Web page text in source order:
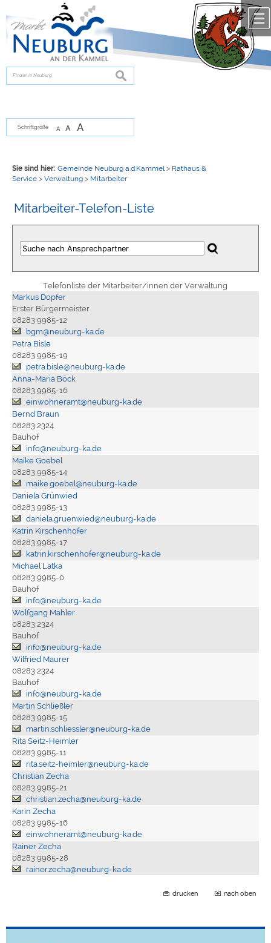
zur Navigationoder
springen.
suchen
Schriftgröße A A A
Sie sind hier: Gemeinde Neuburg a.d.Kammel > Rathaus &
Service> Verwaltung> Mitarbeiter
Mitarbeiter-Telefon-Liste
Telefonliste der Mitarbeiter/innen der Verwaltung
Markus Dopfer
Erster Bürgermeister
08283 9985-12
bgm@neuburg-ka.de
Petra Bisle
08283 9985-19
petra.bisle@neuburg-ka.de
Anna-Maria Böck
08283 9985-16
einwohneramt@neuburg-ka.de
Bernd Braun
08283 2324
Bauhof
info@neuburg-ka.de
Maike Goebel
08283 9985-14
maike.goebel@neuburg-ka.de
Daniela Grünwied
08283 9985-13
daniela.gruenwied@neuburg-ka.de
Katrin Kirschenhofer
08283 9985-17
katrin.kirschenhofer@neuburg-ka.de
Michael Latka
08283 9985-0
Bauhof
info@neuburg-ka.de
Wolfgang Mahler
08283 2324
Bauhof
info@neuburg-ka.de
Wilfried Maurer
08283 2324
Bauhof
info@neuburg-ka.de
Martin Schließler
08283 9985-15
martin.schliessler@neuburg-ka.de
Rita Seitz-Heimler
08283 9985-11
rita.seitz-heimler@neuburg-ka.de
Christian Zecha
08283 9985-21
christian.zecha@neuburg-ka.de
Karin Zecha
08283 9985-16
einwohneramt@neuburg-ka.de
Rainer Zecha
08283 9985-28
rainer.zecha@neuburg-ka.de
drucken nach oben